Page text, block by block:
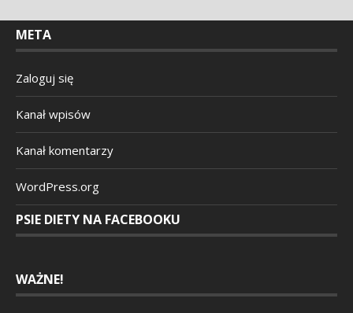
META
Zaloguj się
Kanał wpisów
Kanał komentarzy
WordPress.org
PSIE DIETY NA FACEBOOKU
WAŻNE!